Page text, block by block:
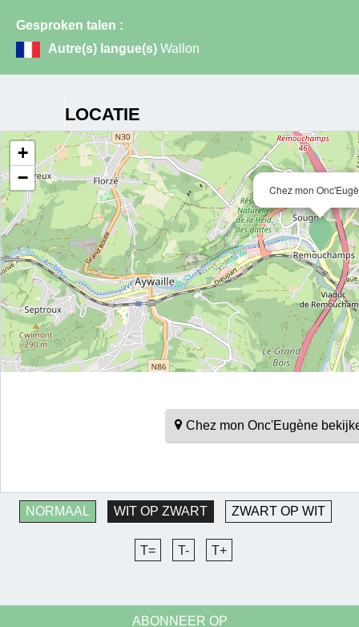
Gesproken talen :
Autre(s) langue(s) Wallon
LOCATIE
Chez mon
+
−
Chez mon Onc'Eugène
NORMAAL WIT OP ZWART ZWART OP WIT
T= T- T+
ABONNEER OP